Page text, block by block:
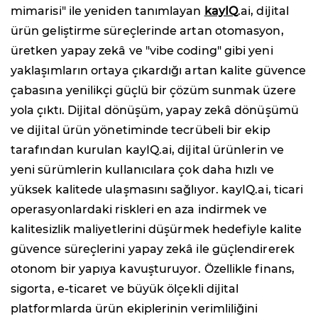
mimarisi" ile yeniden tanımlayan kayIQ.ai, dijital
ürün geliştirme süreçlerinde artan otomasyon,
üretken yapay zekâ ve "vibe coding" gibi yeni
yaklaşımların ortaya çıkardığı artan kalite güvence
çabasına yenilikçi güçlü bir çözüm sunmak üzere
yola çıktı. Dijital dönüşüm, yapay zekâ dönüşümü
ve dijital ürün yönetiminde tecrübeli bir ekip
tarafından kurulan kayIQ.ai, dijital ürünlerin ve
yeni sürümlerin kullanıcılara çok daha hızlı ve
yüksek kalitede ulaşmasını sağlıyor. kayIQ.ai, ticari
operasyonlardaki riskleri en aza indirmek ve
kalitesizlik maliyetlerini düşürmek hedefiyle kalite
güvence süreçlerini yapay zekâ ile güçlendirerek
otonom bir yapıya kavuşturuyor. Özellikle finans,
sigorta, e-ticaret ve büyük ölçekli dijital
platformlarda ürün ekiplerinin verimliliğini